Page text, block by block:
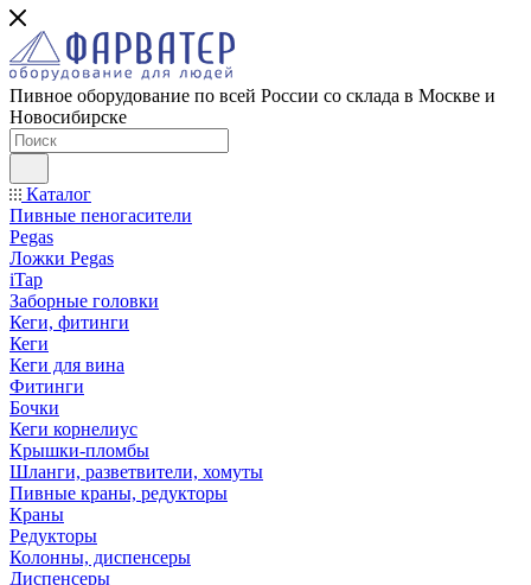
Пивное оборудование по всей России со склада в Москве и
Новосибирске
Каталог
Пивные пеногасители
Pegas
Ложки Pegas
iTap
Заборные головки
Кеги, фитинги
Кеги
Кеги для вина
Фитинги
Бочки
Кеги корнелиус
Крышки-пломбы
Шланги, разветвители, хомуты
Пивные краны, редукторы
Краны
Редукторы
Колонны, диспенсеры
Диспенсеры